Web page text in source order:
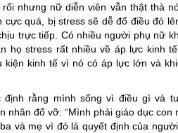
rối nhưng nữ diễn viên vẫn thật thà
quá, bị stress sẽ dễ đổ điều đó
trực tiếp. Có nhiều người phụ nữ
họ stress rất nhiều về áp lực kinh
kiện kinh tế vì nó có áp lực lớn và
rằng mình sống vì điều gì và
nhân đổ vỡ: “Mình phải giáo dục con
và mẹ vì đó là quyết định của